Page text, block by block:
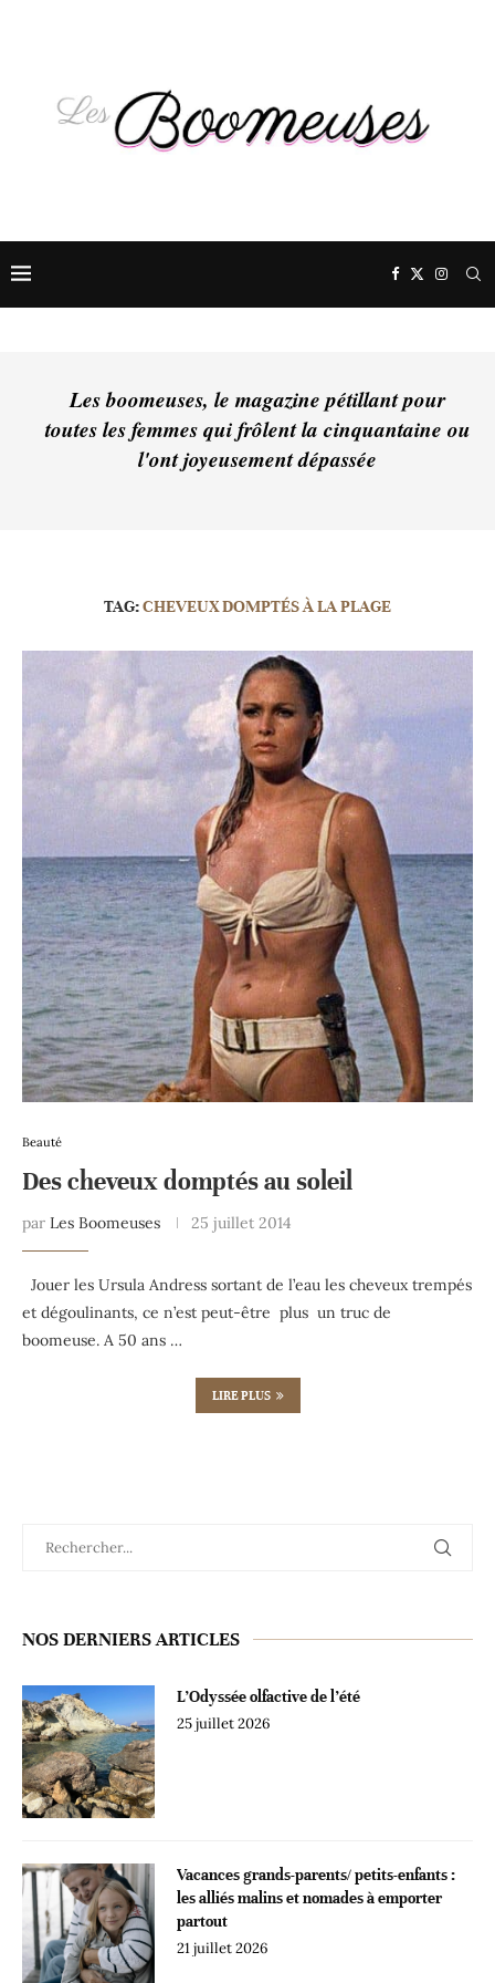
Les boomeuses, le magazine pétillant pour
toutes les femmes qui frôlent la cinquantaine ou
l'ont joyeusement dépassée
TAG:CHEVEUX DOMPTÉS À LA PLAGE
Beauté
Des cheveux domptés au soleil
par Les Boomeuses 25 juillet 2014
Jouer les Ursula Andress sortant de l’eau les cheveux trempés
et dégoulinants, ce n’est peut-être plus un truc de
boomeuse. A 50 ans …
LIRE PLUS
NOS DERNIERS ARTICLES
L’Odyssée olfactive de l’été
25 juillet 2026
Vacances grands-parents/ petits-enfants :
les alliés malins et nomades à emporter
partout
21 juillet 2026